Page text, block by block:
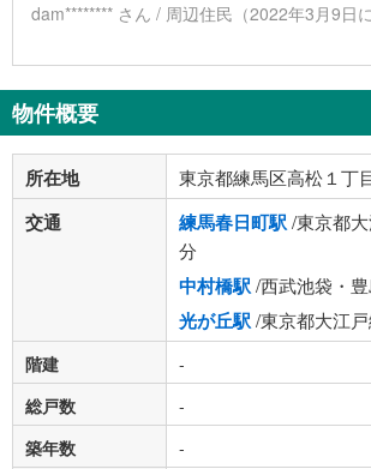
dam******** さん / 周辺住民（2022年3月9日に
物件概要
所在地 東京都練馬区高松１丁
交通 練馬春日町駅/東京都
分
中村橋駅/西武池袋・
光が丘駅/東京都大江
階建
-
総戸数
-
築年数
-